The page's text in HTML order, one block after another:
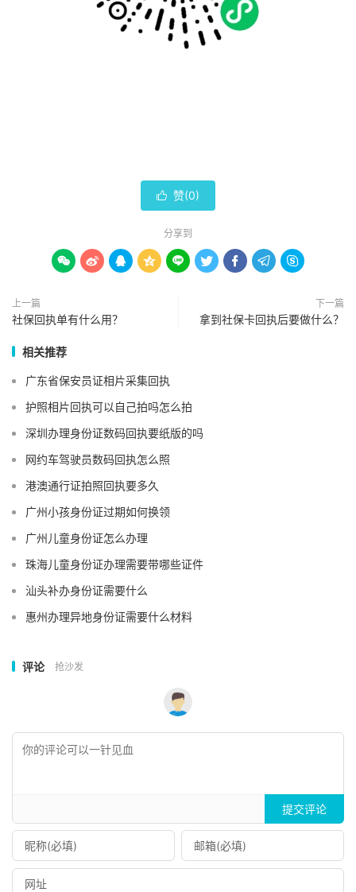
 赞(0)
分享到
        
上一篇
社保回执单有什么用？
下一篇
拿到社保卡回执后要做什么？
相关推荐
广东省保安员证相片采集回执
护照相片回执可以自己拍吗怎么拍
深圳办理身份证数码回执要纸版的吗
网约车驾驶员数码回执怎么照
港澳通行证拍照回执要多久
广州小孩身份证过期如何换领
广州儿童身份证怎么办理
珠海儿童身份证办理需要带哪些证件
汕头补办身份证需要什么
惠州办理异地身份证需要什么材料
评论 抢沙发
提交评论